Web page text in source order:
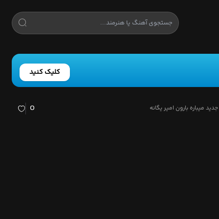
کلیک کنید
میباره بارون امیر یگانه 0